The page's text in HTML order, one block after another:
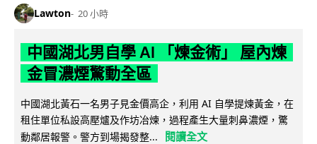
Lawton 20 小時
中國湖北男自學 AI 「煉金術」 屋內煉
金冒濃煙驚動全區
中國湖北黃石一名男子見金價高企，利用 AI 自學提煉黃金，在
租住單位私設高壓爐及作坊冶煉，過程產生大量刺鼻濃煙，驚
動鄰居報警。警方到場揭發整...
閱讀全文